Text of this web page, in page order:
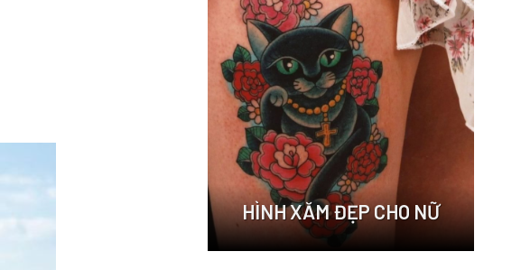
HÌNH XĂM ĐẸP CHO NỮ